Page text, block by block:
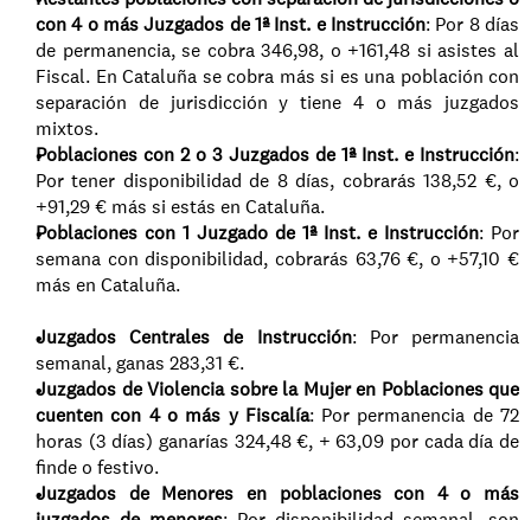
con 4 o más Juzgados de 1ª Inst. e Instrucción: Por 8 días
de permanencia, se cobra 346,98, o +161,48 si asistes al
Fiscal. En Cataluña se cobra más si es una población con
separación de jurisdicción y tiene 4 o más juzgados
mixtos.
Poblaciones con 2 o 3 Juzgados de 1ª Inst. e Instrucción:
Por tener disponibilidad de 8 días, cobrarás 138,52 €, o
+91,29 € más si estás en Cataluña.
Poblaciones con 1 Juzgado de 1ª Inst. e Instrucción: Por
semana con disponibilidad, cobrarás 63,76 €, o +57,10 €
más en Cataluña.
Juzgados Centrales de Instrucción: Por permanencia
semanal, ganas 283,31 €.
Juzgados de Violencia sobre la Mujer en Poblaciones que
cuenten con 4 o más y Fiscalía: Por permanencia de 72
horas (3 días) ganarías 324,48 €, + 63,09 por cada día de
finde o festivo.
Juzgados de Menores en poblaciones con 4 o más